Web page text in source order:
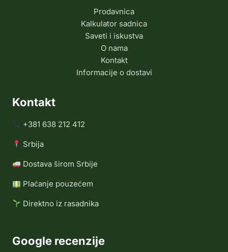
Prodavnica
Kalkulator sadnica
Saveti i iskustva
O nama
Kontakt
Informacije o dostavi
Kontakt
+381 638 212 412
Srbija
Dostava širom Srbije
Plaćanje pouzećem
Direktno iz rasadnika
Google recenzije